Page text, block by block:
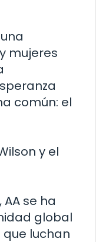
mujeres
común: el
y el
se ha
global
luchan